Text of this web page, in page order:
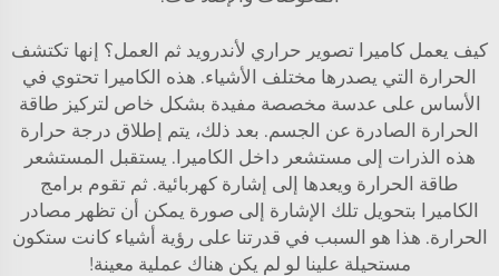
كيف يعمل كاميرا تصوير حراري لأندرويد ثم العمل؟ إنها تكتشف
الحرارة التي يصدرها مختلف الأشياء. هذه الكاميرا تحتوي في
الأساس على عدسة مخصصة مفيدة بشكل خاص لتركيز طاقة
الحرارة الصادرة عن الجسم. بعد ذلك، يتم إطلاق درجة حرارة
هذه الذرات إلى مستشعر داخل الكاميرا. يستقبل المستشعر
طاقة الحرارة ويعدها إلى إشارة كهربائية. ثم تقوم برامج
الكاميرا بتحويل تلك الإشارة إلى صورة يمكن أن تظهر مصادر
الحرارة. هذا هو السبب في قدرتنا على رؤية أشياء كانت ستكون
مستحيلة علينا لو لم يكن هناك عملية معينة!